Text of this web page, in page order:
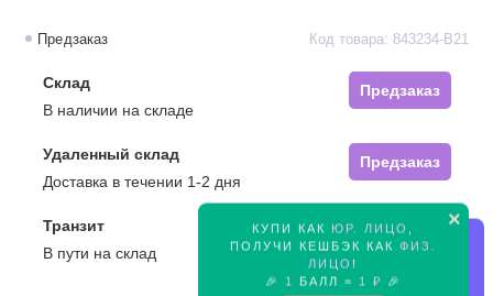
×
КУПИ КАК ЮР. ЛИЦО
ПОЛУЧИ КЕШБЭК КАК ФИЗ.
ЛИЦО !
🎉
1 БАЛЛ = 1 ₽ 🎉
Предзаказ Код товара: 843234-B21
Склад
Предзаказ
В наличии на складе
Удаленный склад
Предзаказ
Доставка в течении 1-2 дня
Транзит
Предзаказ
В пути на склад